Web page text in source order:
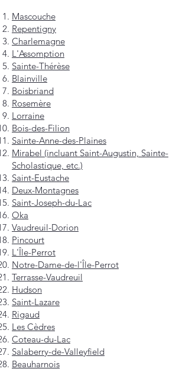
Mascouche
Repentigny
Charlemagne
L'Assomption
Sainte-Thérèse
Blainville
Boisbriand
Rosemère
Lorraine
Bois-des-Filion
Sainte-Anne-des-Plaines
Mirabel (incluant Saint-Augustin, Sainte-
Scholastique, etc.)
Saint-Eustache
Deux-Montagnes
Saint-Joseph-du-Lac
Oka
Vaudreuil-Dorion
Pincourt
L'Île-Perrot
Notre-Dame-de-l'Île-Perrot
Terrasse-Vaudreuil
Hudson
Saint-Lazare
Rigaud
Les Cèdres
Coteau-du-Lac
Salaberry-de-Valleyfield
Beauharnois